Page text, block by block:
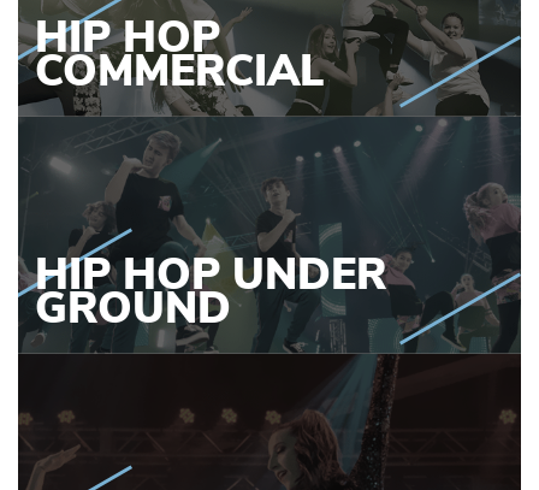
HIP HOP
COMMERCIAL
HIP HOP UNDER
GROUND